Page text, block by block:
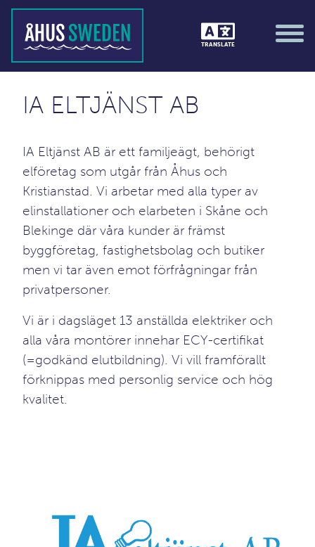
TRANSLATE
IA ELTJÄNST AB
IA Eltjänst AB är ett familjeägt, behörigt
elföretag som utgår från Åhus och
Kristianstad. Vi arbetar med alla typer av
elinstallationer och elarbeten i Skåne och
Blekinge där våra kunder är främst
byggföretag, fastighetsbolag och butiker
men vi tar även emot förfrågningar från
privatpersoner.
Vi är i dagsläget 13 anställda elektriker och
alla våra montörer innehar ECY-certifikat
(=godkänd elutbildning). Vi vill framförallt
förknippas med personlig service och hög
kvalitet.